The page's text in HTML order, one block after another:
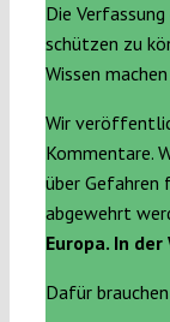
Die
schützen zu
Wissen
Wir
Kommentare.
über Gefahren
abgewehrt
Europa. In der
Dafür